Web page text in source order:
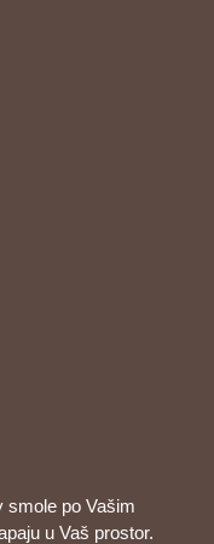
smole po Vašim
u Vaš prostor.